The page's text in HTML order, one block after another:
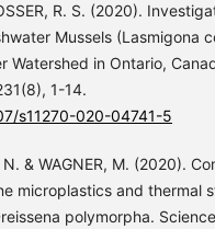
R. S. (2020).
Mussels (Lasmigona
Watershed in Ontario,
1-14.
s11270-020-04741-5
N. & WAGNER, M. (2020).
microplastics and thermal
polymorpha.